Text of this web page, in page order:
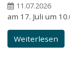
11.07.2026
am 17. Juli um
Weiterlesen